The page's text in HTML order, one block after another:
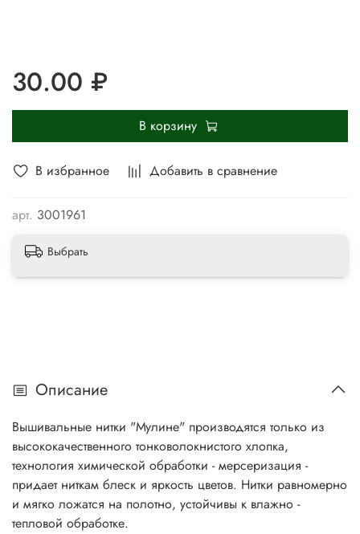
В избранное Добавить в сравнение
арт. 3001961
30.00 ₽
В корзину
Выбрать
Описание
Вышивальные нитки "Мулине" производятся только из
высококачественного тонковолокнистого хлопка,
технология химической обработки - мерсеризация -
придает ниткам блеск и яркость цветов. Нитки равномерно
и мягко ложатся на полотно, устойчивы к влажно -
тепловой обработке.